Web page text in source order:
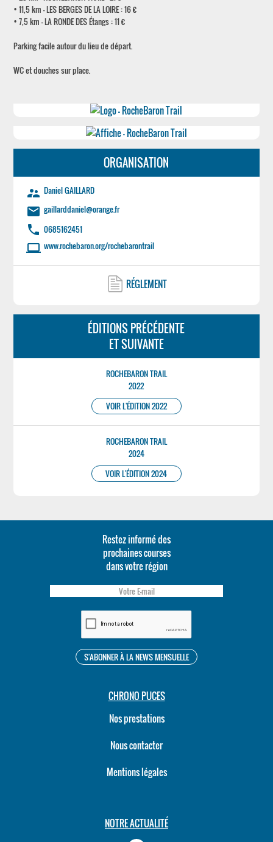
• 11,5 km - LES BERGES DE LA LOIRE : 16 €
• 7,5 km - LA RONDE DES Étangs : 11 €
Parking facile autour du lieu de départ.
WC et douches sur place.
ORGANISATION
supervisor_account Daniel GAILLARD
email gaillarddaniel@orange.fr
phone 0685162451
laptop www.rochebaron.org/rochebarontrail
RÉGLEMENT
ÉDITIONS PRÉCÉDENTE
ET SUIVANTE
ROCHEBARON TRAIL
2022
VOIR L'ÉDITION 2022
ROCHEBARON TRAIL
2024
VOIR L'ÉDITION 2024
Restez informé des
prochaines courses
dans votre région
CHRONO PUCES
Nos prestations
Nous contacter
Mentions légales
NOTRE ACTUALITÉ